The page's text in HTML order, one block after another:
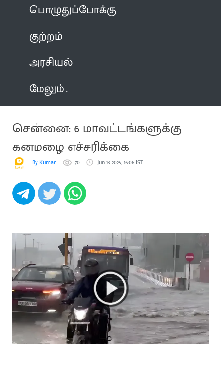
பொழுதுப்போக்கு
குற்றம்
அரசியல்
மேலும்
சென்னை: 6 மாவட்டங்களுக்கு
கனமழை எச்சரிக்கை
By Kumar 70 Jun 13, 2025, 16:06 IST